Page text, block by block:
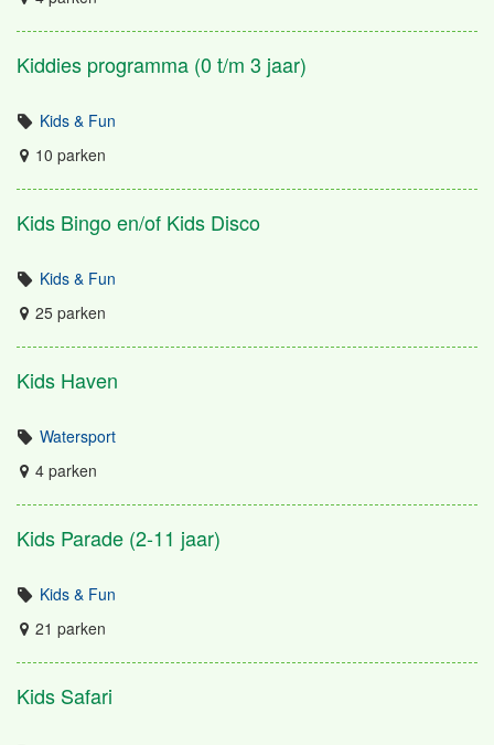
Kiddies programma (0 t/m 3 jaar)
Kids & Fun
10 parken
Kids Bingo en/of Kids Disco
Kids & Fun
25 parken
Kids Haven
Watersport
4 parken
Kids Parade (2-11 jaar)
Kids & Fun
21 parken
Kids Safari